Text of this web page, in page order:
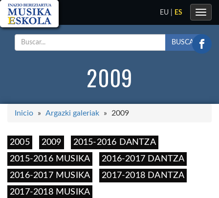
Toggle
EU ES
BUSCAR
2009
Inicio Argazki galeriak 2009
2005 2009
2015-2016 DANTZA
2015-2016 MUSIKA
2016-2017 DANTZA
2016-2017 MUSIKA
2017-2018 DANTZA
2017-2018 MUSIKA